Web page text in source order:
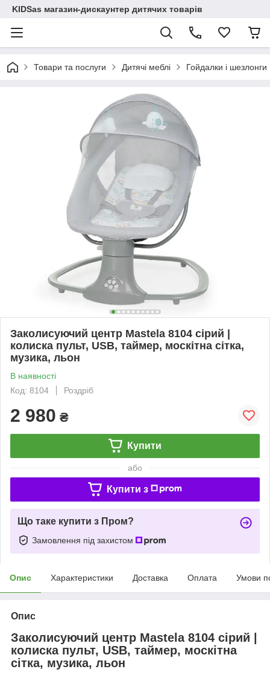
KIDSas магазин-дискаунтер дитячих товарів
Товари та послуги Дитячі меблі Гойдалки і шезлонги
Заколисуючий центр Mastela 8104 сірий |
колиска пульт, USB, таймер, москітна сітка,
музика, льон
В наявності
Код: 8104
Роздріб
2 980 ₴
Купити
або
Купити з
Що таке купити з Пром?
Замовлення під захистом
Опис Характеристики Доставка Оплата Умови
Опис
Заколисуючий центр Mastela 8104 сірий |
колиска пульт, USB, таймер, москітна
сітка, музика, льон